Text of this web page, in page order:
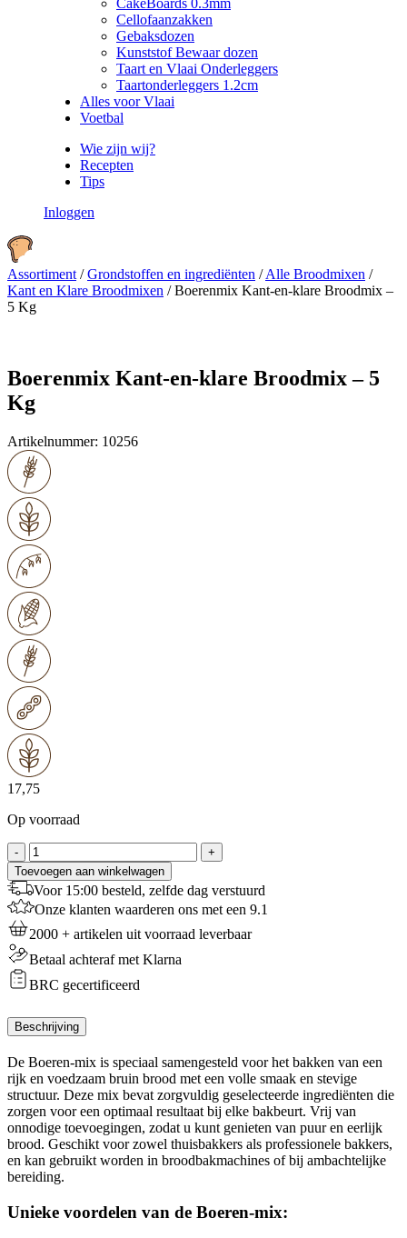
CakeBoards 0.3mm
Cellofaanzakken
Gebaksdozen
Kunststof Bewaar dozen
Taart en Vlaai Onderleggers
Taartonderleggers 1.2cm
Alles voor Vlaai
Voetbal
Wie zijn wij?
Recepten
Tips
Inloggen
Assortiment /Grondstoffen en ingrediënten /Alle Broodmixen /
Kant en Klare Broodmixen /Boerenmix Kant-en-klare Broodmix –
5 Kg
Boerenmix Kant-en-klare Broodmix – 5
Kg
Artikelnummer: 10256
17,75
Op voorraad
-
Boerenmix
Kant-
en-
klare
Broodmix
-
Kg
aantal
+
Toevoegen aan winkelwagen
Voor 15:00 besteld, zelfde dag verstuurd
Onze klanten waarderen ons met een 9.1
2000 + artikelen uit voorraad leverbaar
Betaal achteraf met Klarna
BRC gecertificeerd
Beschrijving
De Boeren-mix is speciaal samengesteld voor het bakken van een
rijk en voedzaam bruin brood met een volle smaak en stevige
structuur. Deze mix bevat zorgvuldig geselecteerde ingrediënten die
zorgen voor een optimaal resultaat bij elke bakbeurt. Vrij van
onnodige toevoegingen, zodat u kunt genieten van puur en eerlijk
brood. Geschikt voor zowel thuisbakkers als professionele bakkers,
en kan gebruikt worden in broodbakmachines of bij ambachtelijke
bereiding.
Unieke voordelen van de Boeren-mix: